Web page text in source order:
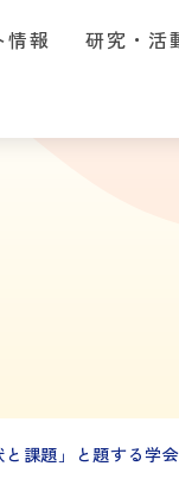
情報 研究・活
課題」と題する学